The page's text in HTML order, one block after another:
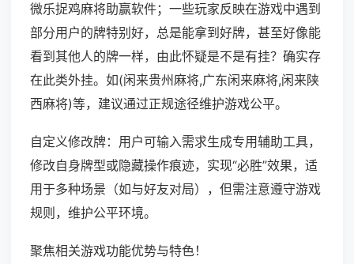
微乐捉鸡麻将助赢软件；一些玩家反映在游戏中遇到
部分用户的牌特别好，总是能拿到好牌，甚至好像能
看到其他人的牌一样，由此怀疑是不是有挂？确实存
在此类外挂。如(闲来贵州麻将,广东闲来麻将,闲来陕
西麻将)等，建议通过正规途径维护游戏公平。
自定义修改牌：用户可输入需求生成专用辅助工具，
修改自身牌型或隐藏操作痕迹，实现“必胜”效果，适
用于多种场景（如与好友对局），但需注意遵守游戏
规则，维护公平环境。
聚焦相关游戏功能优势与特色！